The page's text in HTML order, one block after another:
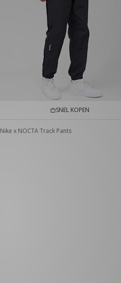
SNEL KOPEN
Nike x NOCTA Track Pants